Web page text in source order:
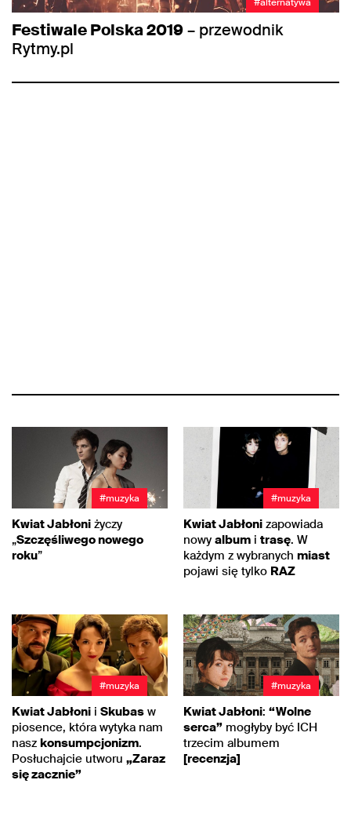
#alternatywa
Festiwale Polska 2019– przewodnik
Rytmy.pl
#muzyka
Kwiat Jabłoni życzy
„Szczęśliwego nowego
roku”
#muzyka
Kwiat Jabłoni zapowiada
nowy album i trasę. W
każdym z wybranych miast
pojawi się tylko RAZ
#muzyka
Kwiat Jabłoni i Skubas w
piosence, która wytyka nam
nasz konsumpcjonizm.
Posłuchajcie utworu „Zaraz
się zacznie”
#muzyka
Kwiat Jabłoni: “Wolne
serca” mogłyby być ICH
trzecim albumem
[recenzja]